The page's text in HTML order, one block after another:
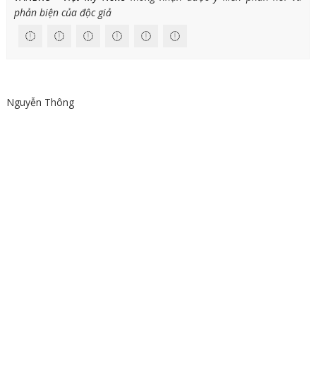
phản biện của độc giả
Nguyễn Thông